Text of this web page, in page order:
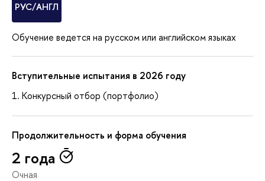
РУС/АНГЛ
Обучение ведется на русском или английском языках
Вступительные испытания в 2026 году
Конкурсный отбор (портфолио)
Продолжительность и форма обучения
2 года
Очная